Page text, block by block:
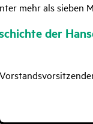
mehr als
der